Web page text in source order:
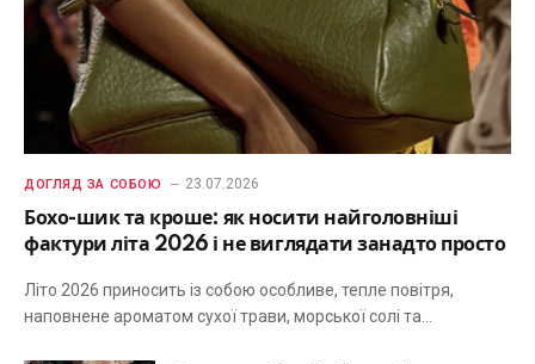
ДОГЛЯД ЗА СОБОЮ 23.07.2026
Бохо-шик та кроше: як носити найголовніші
фактури літа 2026 і не виглядати занадто просто
Літо 2026 приносить із собою особливе, тепле повітря,
наповнене ароматом сухої трави, морської солі та…